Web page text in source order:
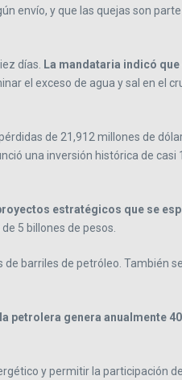
envío, y que las quejas son
días. La mandataria indicó
el exceso de agua y sal en el
de 21,912 millones de
una inversión histórica de casi
estratégicos que se
5 billones de pesos.
barriles de petróleo. También
genera anualmente
y permitir la participación